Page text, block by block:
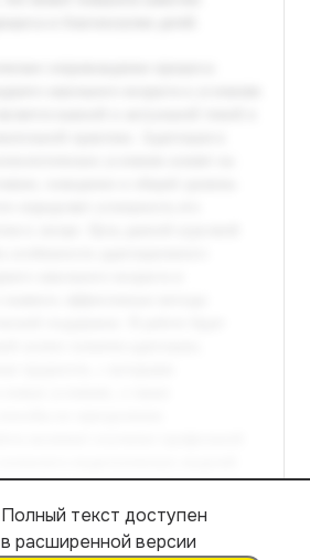
Полный текст доступен
в расширенной версии